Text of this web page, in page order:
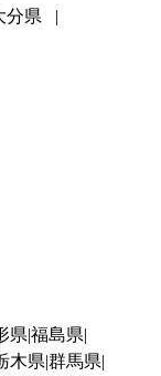
分県
県 福島県
木県 群馬県